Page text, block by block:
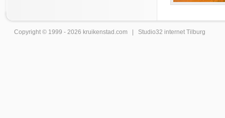
Copyright © 1999 - 2026 kruikenstad .com | Studio32 internet Tilburg